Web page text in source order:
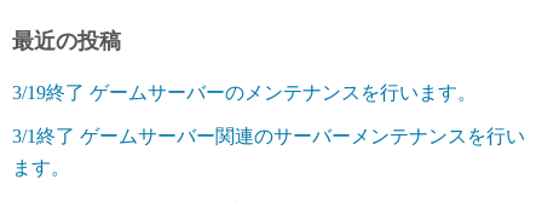
最近の投稿
3/19終了 ゲームサーバーのメンテナンスを行います。
3/1終了 ゲームサーバー関連のサーバーメンテナンスを行い
ます。